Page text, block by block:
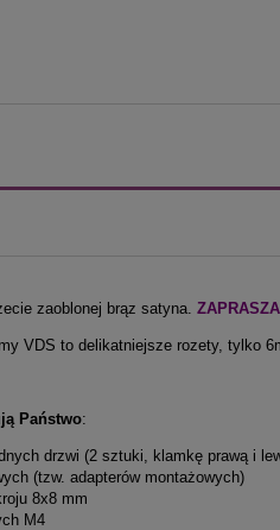
zaoblonej brąz satyna.
VDS to delikatniejsze rozety, tylko
Państwo:
drzwi (2 sztuki, klamkę prawą i
(tzw. adapterów montażowych)
8x8 mm
M4